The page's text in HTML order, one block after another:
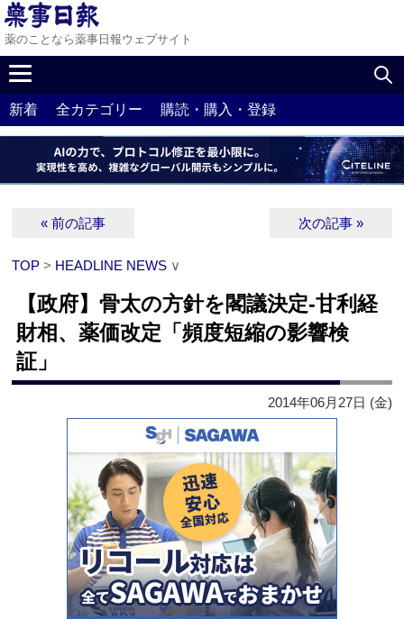
薬のことなら薬事日報ウェブサイト
新着 全カテゴリー 購読・購入・登録
« 前の記事 次の記事 »
TOP > HEADLINE NEWS ∨
【政府】骨太の方針を閣議決定‐甘利経
財相、薬価改定「頻度短縮の影響検
証」
2014年06月27日 (金)